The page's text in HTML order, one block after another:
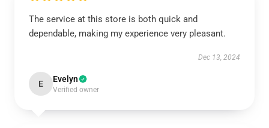
The service at this store is both quick and
dependable, making my experience very pleasant.
Dec 13, 2024
E Evelyn
Verified owner